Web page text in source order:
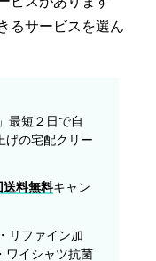
るサービスを選ん
」最短２日で自
げの宅配クリー
送料無料キャン
リファイン加
ワイシャツ抗菌